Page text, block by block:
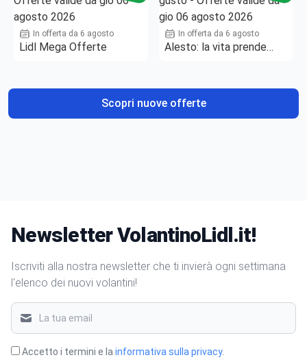
In offerta da 6 agosto
Lidl Mega Offerte
In offerta da 6 agosto
Alesto: la vita prende
Scopri nuove offerte
Newsletter VolantinoLidl.it!
Iscriviti alla nostra newsletter che ti invierà ogni settimana
l'elenco dei nuovi volantini!
Accetto i termini e la informativa sulla privacy.